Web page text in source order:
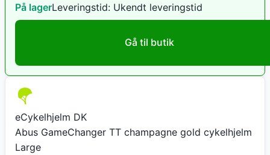
På lagerLeveringstid: Ukendt leveringstid
Gå til butik
eCykelhjelm DK
Abus GameChanger TT champagne gold cykelhjelm
Large